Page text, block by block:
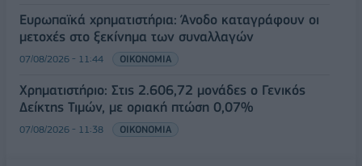
Ευρωπαϊκά χρηματιστήρια: Άνοδο καταγράφουν οι
μετοχές στο ξεκίνημα των συναλλαγών
07/08/2026 - 11:44 ΟΙΚΟΝΟΜΙΑ
Χρηματιστήριο: Στις 2.606,72 μονάδες ο Γενικός
Δείκτης Τιμών, με οριακή πτώση 0,07%
07/08/2026 - 11:38 ΟΙΚΟΝΟΜΙΑ